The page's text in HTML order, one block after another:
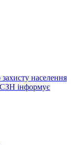
населення
інформує